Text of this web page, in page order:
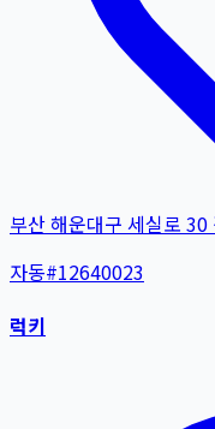
부산 해운대구 세실로
자동#12640023
럭키